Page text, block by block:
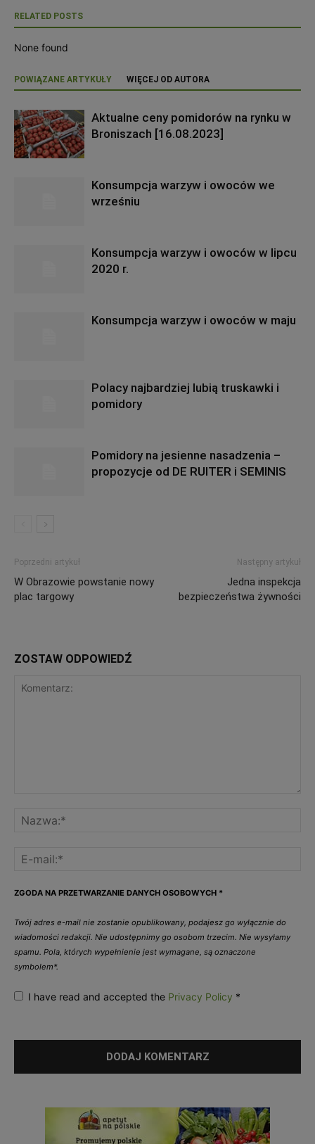
RELATED POSTS
None found
POWIĄZANE ARTYKUŁY WIĘCEJ OD AUTORA
Aktualne ceny pomidorów na rynku w
Broniszach [16.08.2023]
Konsumpcja warzyw i owoców we
wrześniu
Konsumpcja warzyw i owoców w lipcu
2020 r.
Konsumpcja warzyw i owoców w maju
Polacy najbardziej lubią truskawki i
pomidory
Pomidory na jesienne nasadzenia –
propozycje od DE RUITER i SEMINIS
Poprzedni artykuł
W Obrazowie powstanie nowy
plac targowy
Następny artykuł
Jedna inspekcja
bezpieczeństwa żywności
ZOSTAW ODPOWIEDŹ
ZGODA NA PRZETWARZANIE DANYCH OSOBOWYCH *
Twój adres e-mail nie zostanie opublikowany, podajesz go wyłącznie do
wiadomości redakcji. Nie udostępnimy go osobom trzecim. Nie wysyłamy
spamu. Pola, których wypełnienie jest wymagane, są oznaczone
symbolem*.
I have read and accepted the Privacy Policy *